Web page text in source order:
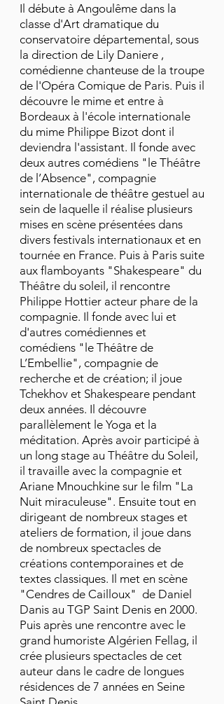
Il débute à Angoulême dans la
classe d'Art dramatique du
conservatoire départemental, sous
la direction de Lily Daniere ,
comédienne chanteuse de la troupe
de l'Opéra Comique de Paris. Puis il
découvre le mime et entre à
Bordeaux à l'école internationale
du mime Philippe Bizot dont il
deviendra l'assistant. Il fonde avec
deux autres comédiens "le Théâtre
de l’Absence", compagnie
internationale de théâtre gestuel au
sein de laquelle il réalise plusieurs
mises en scène présentées dans
divers festivals internationaux et en
tournée en France. Puis à Paris suite
aux flamboyants "Shakespeare" du
Théâtre du soleil, il rencontre
Philippe Hottier acteur phare de la
compagnie. Il fonde avec lui et
d'autres comédiennes et
comédiens "le Théâtre de
L’Embellie", compagnie de
recherche et de création; il joue
Tchekhov et Shakespeare pendant
deux années. Il découvre
parallèlement le Yoga et la
méditation. Après avoir participé à
un long stage au Théâtre du Soleil,
il travaille avec la compagnie et
Ariane Mnouchkine sur le film "La
Nuit miraculeuse". Ensuite tout en
dirigeant de nombreux stages et
ateliers de formation, il joue dans
de nombreux spectacles de
créations contemporaines et de
textes classiques. Il met en scène
"Cendres de Cailloux" de Daniel
Danis au TGP Saint Denis en 2000.
Puis après une rencontre avec le
grand humoriste Algérien Fellag, il
crée plusieurs spectacles de cet
auteur dans le cadre de longues
résidences de 7 années en Seine